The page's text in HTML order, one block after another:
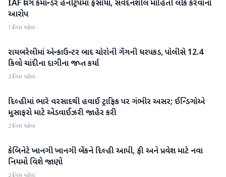
રાષ્ટ્રીય
IAF વિંગ કમાન્ડર હનીટ્રેપમાં ફસાયા, સંવેદનશીલ માહિતી લીક કરવાનો
આરોપ
1 દિવસ પહેલા
રાષ્ટ્રીય
રાયબરેલીમાં એન્કાઉન્ટર બાદ ચોરોની ગેંગની ધરપકડ, પોલીસે 12.4
કિલો ચાંદીના દાગીના જપ્ત કર્યા
2 દિવસ પહેલા
રાષ્ટ્રીય
દિલ્હીમાં ભારે વરસાદથી હવાઈ ટ્રાફિક પર ગંભીર અસર; ઈન્ડિગોએ
મુસાફરો માટે એડવાઈઝરી જાહેર કરી
2 દિવસ પહેલા
રાષ્ટ્રીય
કેબિનેટે ખાનગી ખાનગી બેંકને દિલ્હી આપી, ફી અને પ્રવેશ માટે નવા
નિયમો વિશે જાણો
2 દિવસ પહેલા